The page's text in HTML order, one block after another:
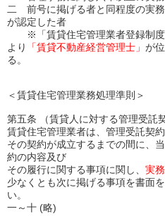
二 前号に掲げる者と同程度の実
が認定した者
※「賃貸住宅管理業者登録制度
より
「賃貸不動産経営管理士」 が
る。
＜賃貸住宅管理業務処理準則＞
第五条 （賃貸人に対する管理受託
賃貸住宅管理業者は、管理受託契
その契約が成立するまでの間に、
約の内容及び
その履行に関する事項に関し、 実
少なくとも次に掲げる事項を書面
い。
一～十 (略)